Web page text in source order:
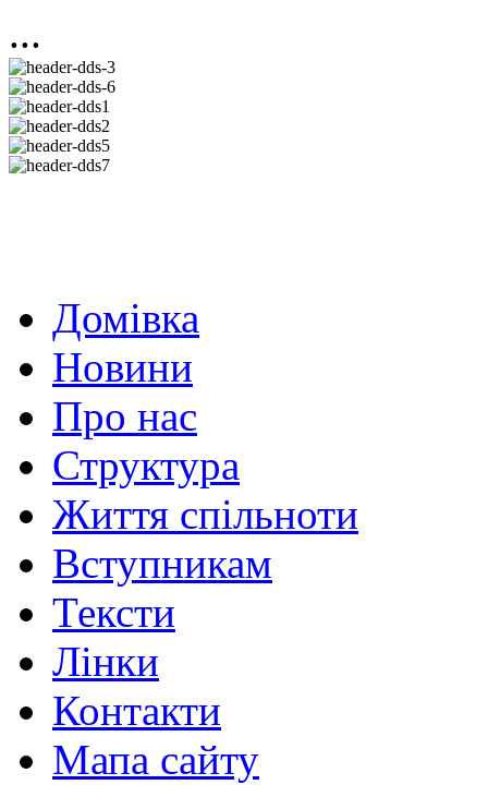
...
Домівка
Новини
Про нас
Структура
Життя спільноти
Вступникам
Тексти
Лінки
Контакти
Мапа сайту